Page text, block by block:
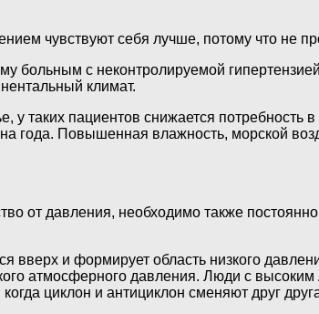
чувствуют себя лучше, потому что не
больным с неконтролируемой
климат.
таких пациентов снижается потребность
года. Повышенная влажность, морской
от давления, необходимо также
вверх и формирует область низкого
атмосферного давления. Люди с
циклон и антициклон сменяют друг